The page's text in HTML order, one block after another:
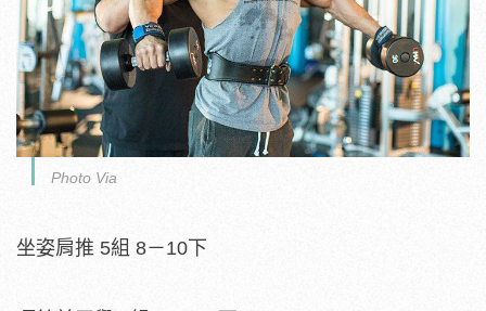
Photo Via
坐姿肩推 5組 8－10下